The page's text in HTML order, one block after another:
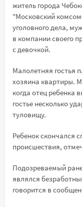
житель города
"Московский
уголовного дела,
в компании своего
с девочкой.
Малолетняя гостья
хозяина квартиры.
когда отец ребенка
гостье несколько
туловищу.
Ребенок скончался
происшествия,
Подозреваемый
являлся
говорится в